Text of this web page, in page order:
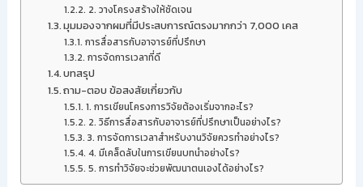
2. วางโครงสร้างให้ชัดเจน
มุมมองจากผมที่มีประสบการณ์ตรงมากกว่า 7,000 เคส
การสื่อสารกับอาจารย์ที่ปรึกษา
การจัดการเวลาที่ดี
บทสรุป
ถาม-ตอบ ข้อสงสัยเกี่ยวกับ
1. การเขียนโครงการวิจัยต้องเริ่มจากอะไร?
2. วิธีการสื่อสารกับอาจารย์ที่ปรึกษาเป็นอย่างไร?
3. การจัดการเวลาสำหรับงานวิจัยควรทำอย่างไร?
4. มีเคล็ดลับในการเขียนบทนำอย่างไร?
5. การทำวิจัยจะช่วยพัฒนาตนเองได้อย่างไร?